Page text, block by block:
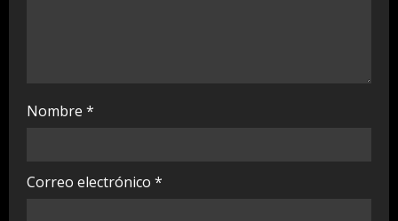
Nombre *
Correo electrónico *